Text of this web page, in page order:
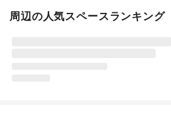
周辺の人気スペースランキング